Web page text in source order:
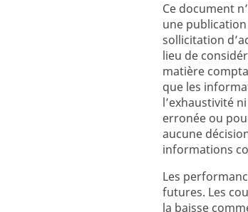
Ce document
une
sollicitation
lieu de
matière
que les
l’exhaustivité
erronée ou
aucune
informations
Les
futures. Les
la baisse